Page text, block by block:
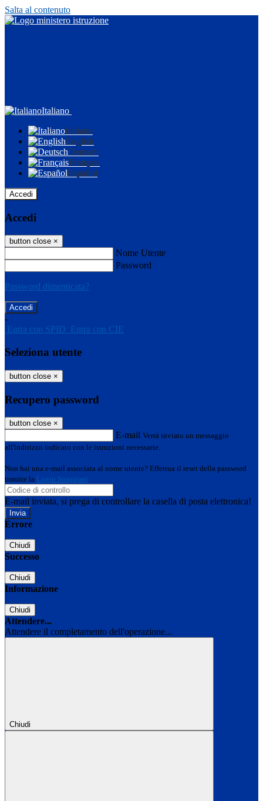
Salta al contenuto
Italiano
Italiano
English
Deutsch
Français
Español
Accedi
Accedi
button close ×
Nome Utente
Password
Password dimenticata?
-
Entra con SPID Entra con CIE
Seleziona utente
button close ×
Recupero password
button close ×
E-mail Verrà inviato un messaggio
all'indirizzo indicato con le istruzioni necessarie.
Non hai una e-mail associata al nome utente? Effettua il reset della password
tramite la Login Spaggiari
E-mail inviata, si prega di controllare la casella di posta elettronica!
Errore
Chiudi
Successo
Chiudi
Informazione
Chiudi
Attendere...
Attendere il completamento dell'operazione...
Chiudi